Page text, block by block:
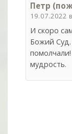
Петр
19.07.2022
И скоро
Божий
мудрость.